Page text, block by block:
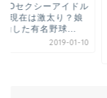
恵子・ピンクレディ
イの今現在！結婚や
、野口五郎との関